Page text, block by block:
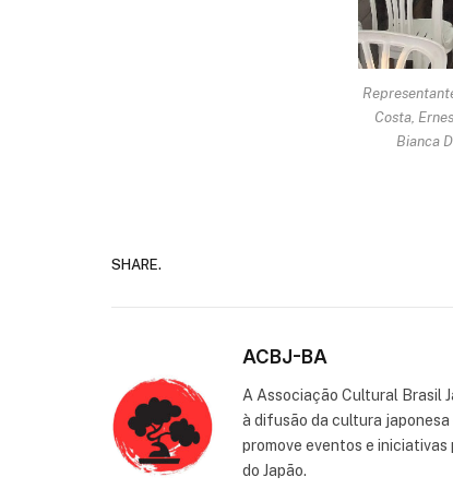
Costa,
Bianca
SHARE.
ACBJ-BA
A Associação Cultural Brasil
à difusão da cultura japonesa
promove eventos e iniciativas
do Japão.